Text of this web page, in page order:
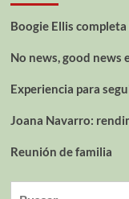
Boogie Ellis
No news, good news
Experiencia para
Joana Navarro:
Reunión de familia